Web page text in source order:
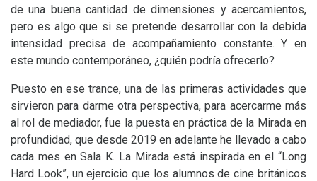
de una buena cantidad de dimensiones y acercamientos,
pero es algo que si se pretende desarrollar con la debida
intensidad precisa de acompañamiento constante. Y en
este mundo contemporáneo, ¿quién podría ofrecerlo?
Puesto en ese trance, una de las primeras actividades que
sirvieron para darme otra perspectiva, para acercarme más
al rol de mediador, fue la puesta en práctica de la Mirada en
profundidad, que desde 2019 en adelante he llevado a cabo
cada mes en Sala K. La Mirada está inspirada en el “Long
Hard Look”, un ejercicio que los alumnos de cine británicos